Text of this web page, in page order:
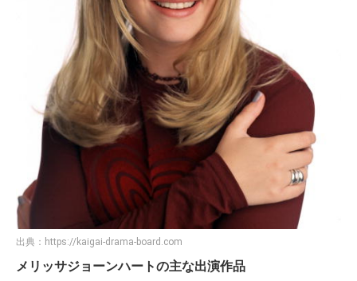
出典： https://kaigai-drama-board.com
メリッサジョーンハートの主な出演作品